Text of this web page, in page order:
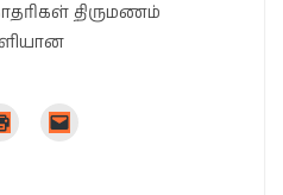
திருமணம்